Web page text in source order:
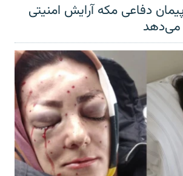
دفاعی مکه آرایش امنیتی
می‌دهد